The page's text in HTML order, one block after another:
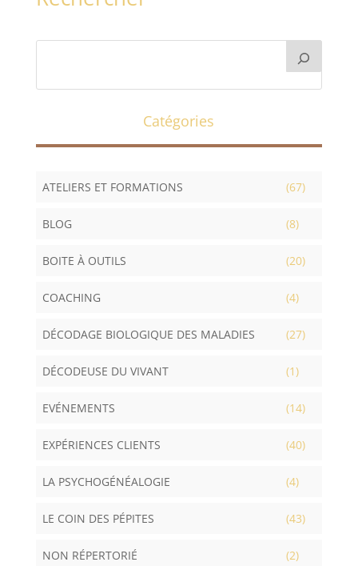
Catégories
ATELIERS ET FORMATIONS (67)
BLOG (8)
BOITE À OUTILS (20)
COACHING (4)
DÉCODAGE BIOLOGIQUE DES MALADIES (27)
DÉCODEUSE DU VIVANT (1)
EVÉNEMENTS (14)
EXPÉRIENCES CLIENTS (40)
LA PSYCHOGÉNÉALOGIE (4)
LE COIN DES PÉPITES (43)
NON RÉPERTORIÉ (2)